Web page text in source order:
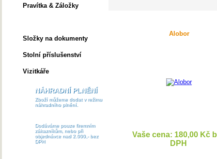
Pravítka & Záložky
Složky na dokumenty
Stolní příslušenství
Vizitkáře
NÁHRADNÍ PLNĚNÍ
Zboží můžeme dodat v režimu
náhradního plnění.
Dodáváme pouze firemním
zákazníkům, nebo při
objednávce nad 2.000,- bez
DPH
Alobor
Vaše cena: 180,00 Kč
DPH